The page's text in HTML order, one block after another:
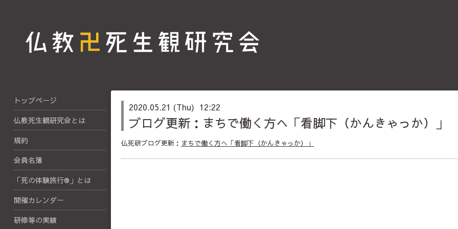
2020.05.21 (Thu) 12:22
ブログ更新：まちで働く方へ「看脚下（かんきゃっか）」
仏死研ブログ更新： まちで働く方へ「看脚下（かんきゃっか）」
トップページ
仏教死生観研究会とは
規約
会員名簿
「死の体験旅行®」とは
開催カレンダー
研修等の実績